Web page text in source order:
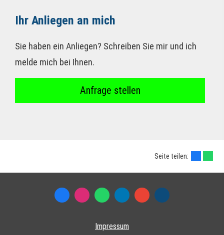
Ihr Anliegen an mich
Sie haben ein Anliegen? Schreiben Sie mir und ich
melde mich bei Ihnen.
Anfrage stellen
Seite teilen:
Impressum